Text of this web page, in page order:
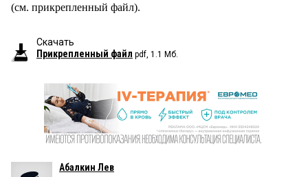
(см. прикрепленный файл).
Скачать
Прикрепленный файл pdf, 1.1 Мб.
Абалкин Лев